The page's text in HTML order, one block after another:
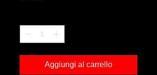
Aggiungi al carrello